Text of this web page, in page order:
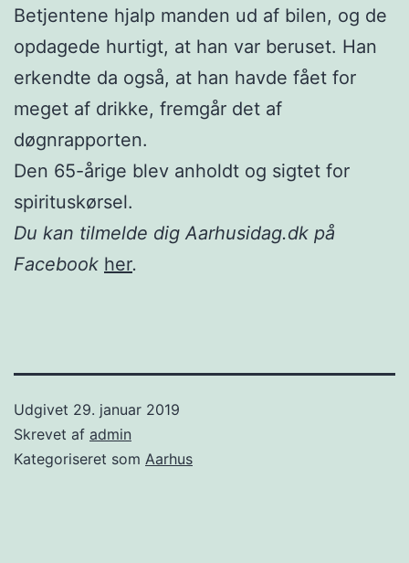
Betjentene hjalp manden ud af bilen, og de
opdagede hurtigt, at han var beruset. Han
erkendte da også, at han havde fået for
meget af drikke, fremgår det af
døgnrapporten.
Den 65-årige blev anholdt og sigtet for
spirituskørsel.
Du kan tilmelde dig Aarhusidag.dk på
Facebook her.
Udgivet 29. januar 2019
Skrevet af admin
Kategoriseret som Aarhus